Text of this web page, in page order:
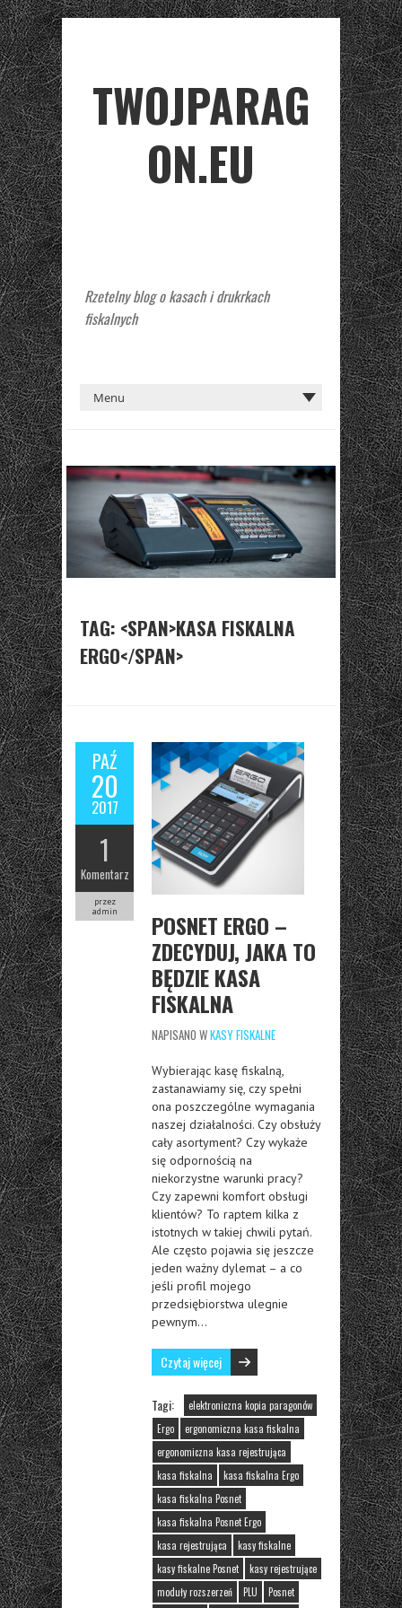
TWOJPARAG
ON.EU
Rzetelny blog o kasach i drukrkach
fiskalnych
TAG: <SPAN>KASA FISKALNA
ERGO</SPAN>
PAŹ
20
2017
1
Komentarz
przez
admin
POSNET ERGO –
ZDECYDUJ, JAKA TO
BĘDZIE KASA
FISKALNA
NAPISANO WKASY FISKALNE
Wybierając kasę fiskalną,
zastanawiamy się, czy spełni
ona poszczególne wymagania
naszej działalności. Czy obsłuży
cały asortyment? Czy wykaże
się odpornością na
niekorzystne warunki pracy?
Czy zapewni komfort obsługi
klientów? To raptem kilka z
istotnych w takiej chwili pytań.
Ale często pojawia się jeszcze
jeden ważny dylemat – a co
jeśli profil mojego
przedsiębiorstwa ulegnie
pewnym…
Czytaj więcej
Tagi:
elektroniczna kopia paragonów
Ergo
ergonomiczna kasa fiskalna
ergonomiczna kasa rejestrująca
kasa fiskalna
kasa fiskalna Ergo
kasa fiskalna Posnet
kasa fiskalna Posnet Ergo
kasa rejestrująca
kasy fiskalne
kasy fiskalne Posnet
kasy rejestrujące
moduły rozszerzeń
PLU
Posnet